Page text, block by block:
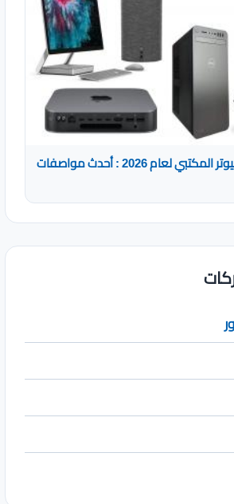
أفضل أجهزة الكمبيوتر المكتبي لعام 2026 : أحدث مواصفات